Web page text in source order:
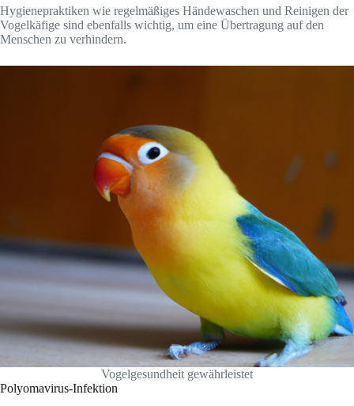
Hygienepraktiken wie regelmäßiges Händewaschen und Reinigen der
Vogelkäfige sind ebenfalls wichtig, um eine Übertragung auf den
Menschen zu verhindern.
Vogelgesundheit gewährleistet
Polyomavirus-Infektion